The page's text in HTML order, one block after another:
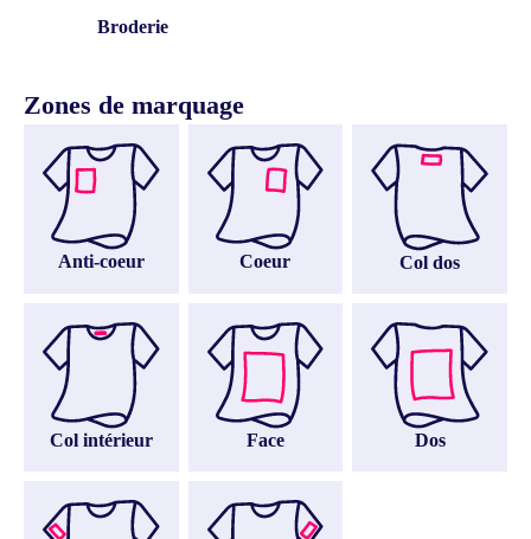
Broderie
Zones de marquage
Anti-coeur Coeur Col dos
Col intérieur Face Dos